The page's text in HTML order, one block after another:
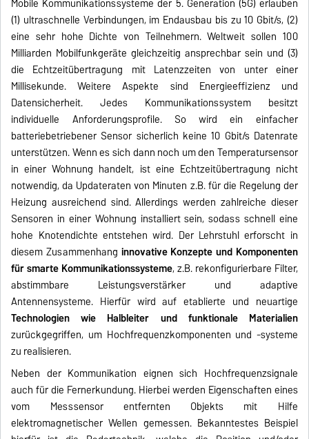
Mobile Kommunikationssysteme der 5. Generation (5G) erlauben
(1) ultraschnelle Verbindungen, im Endausbau bis zu 10 Gbit/s, (2)
eine sehr hohe Dichte von Teilnehmern. Weltweit sollen 100
Milliarden Mobilfunkgeräte gleichzeitig ansprechbar sein und (3)
die Echtzeitübertragung mit Latenzzeiten von unter einer
Millisekunde. Weitere Aspekte sind Energieeffizienz und
Datensicherheit. Jedes Kommunikationssystem besitzt
individuelle Anforderungsprofile. So wird ein einfacher
batteriebetriebener Sensor sicherlich keine 10 Gbit/s Datenrate
unterstützen. Wenn es sich dann noch um den Temperatursensor
in einer Wohnung handelt, ist eine Echtzeitübertragung nicht
notwendig, da Updateraten von Minuten z.B. für die Regelung der
Heizung ausreichend sind. Allerdings werden zahlreiche dieser
Sensoren in einer Wohnung installiert sein, sodass schnell eine
hohe Knotendichte entstehen wird. Der Lehrstuhl erforscht in
diesem Zusammenhang innovative Konzepte und Komponenten
für smarte Kommunikationssysteme, z.B. rekonfigurierbare Filter,
abstimmbare Leistungsverstärker und adaptive
Antennensysteme. Hierfür wird auf etablierte und neuartige
Technologien wie Halbleiter und funktionale Materialien
zurückgegriffen, um Hochfrequenzkomponenten und -systeme
zu realisieren.
Neben der Kommunikation eignen sich Hochfrequenzsignale
auch für die Fernerkundung. Hierbei werden Eigenschaften eines
vom Messsensor entfernten Objekts mit Hilfe
elektromagnetischer Wellen gemessen. Bekanntestes Beispiel